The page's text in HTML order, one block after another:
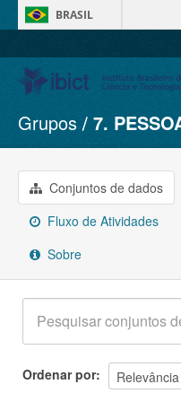
BRASIL
Conjuntos de dados
Organizações
Grupos
Sobre
Grupos 7.
Conjuntos de dados
Fluxo de Atividades
Sobre
Ordenar por